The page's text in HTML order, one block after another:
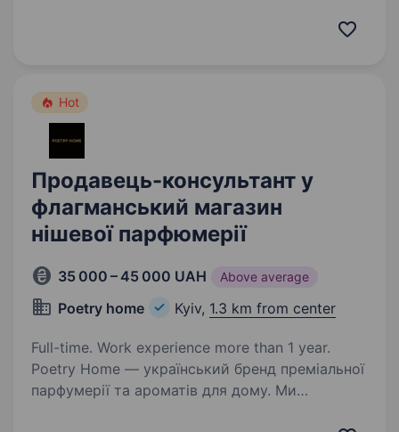
Hot
Продавець-консультант у
флагманський магазин
нішевої парфюмерії
35 000 – 45 000 UAH Above average
Poetry home Kyiv, 1.3 km from center
Full-time. Work experience more than 1 year.
Poetry Home — український бренд преміальної
парфумерії та ароматів для дому. Ми